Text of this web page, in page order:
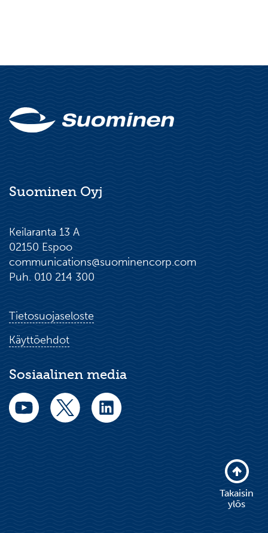
Suominen Oyj
Keilaranta 13 A
02150 Espoo
communications@suominencorp.com
Puh. 010 214 300
Tietosuojaseloste
Käyttöehdot
Sosiaalinen media
Takaisin
ylös